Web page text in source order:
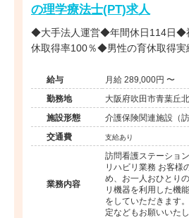
の理学療法士(PT)求人
◆大手法人運営◆年間休日114日◆
休取得率100％◆男性の育休取得
給与
月給 289,000円 〜
勤務地
大阪府吹田市青葉丘
施設形態
介護保険関連施設（
交通費
支給あり
業務内容
訪問看護ステーショ
リハビリ業務 お客様
め、お一人おひとり
リ機器を利用した機
をしていただきます
定などもお願いいたし